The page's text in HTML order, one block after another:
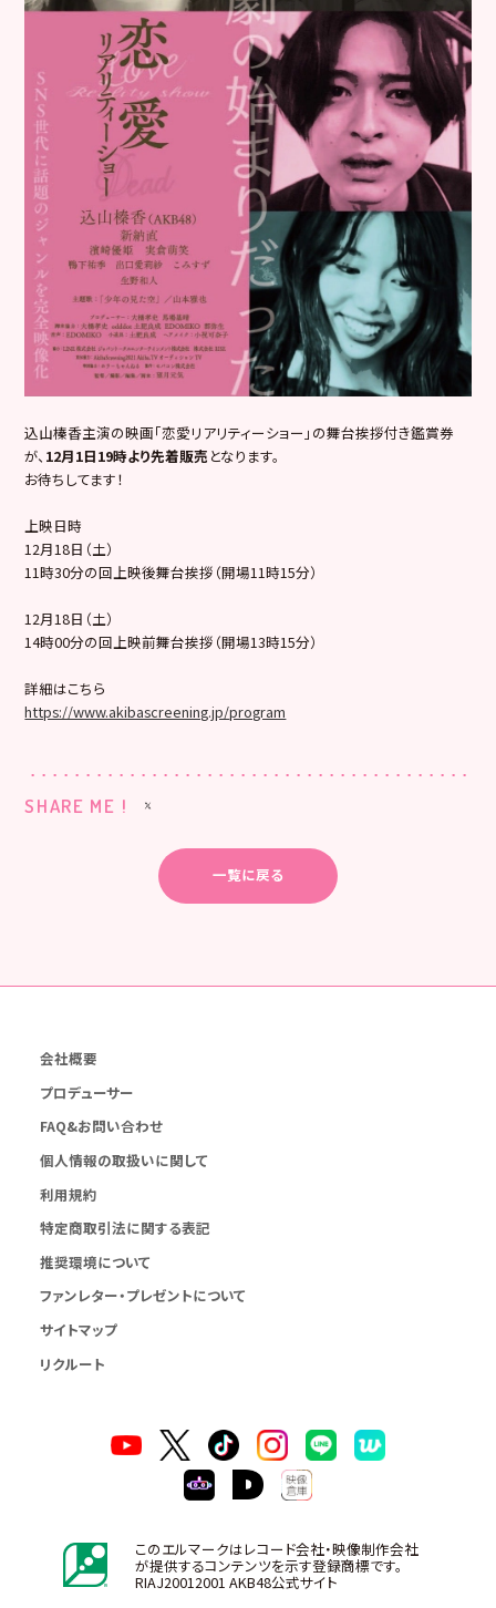
込山榛香主演の映画「恋愛リアリティーショー」の舞台挨拶付き鑑賞券
が、 12月1日19時より先着販売 となります。
お待ちしてます！
上映日時
12月18日（土）
11時30分の回上映後舞台挨拶（開場11時15分）
12月18日（土）
14時00分の回上映前舞台挨拶（開場13時15分）
詳細はこちら
https://www.akibascreening.jp/program
SHARE ME !
一覧に戻る
会社概要
プロデューサー
FAQ&お問い合わせ
個人情報の取扱いに関して
利用規約
特定商取引法に関する表記
推奨環境について
ファンレター・プレゼントについて
サイトマップ
リクルート
このエルマークはレコード会社・映像制作会社
が提供するコンテンツを示す登録商標です。
RIAJ20012001 AKB48公式サイト